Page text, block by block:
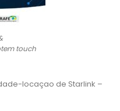
touch
locaçao de Starlink –